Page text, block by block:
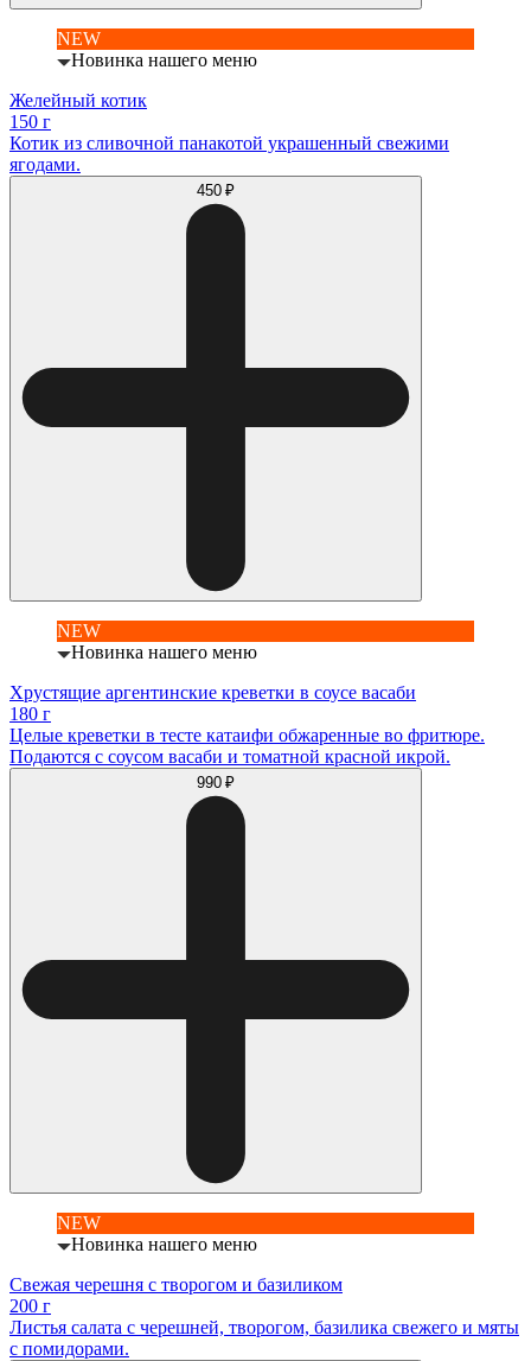
NEW
Новинка нашего меню
Желейный котик
150 г
Котик из сливочной панакотой украшенный свежими
ягодами.
450 ₽
NEW
Новинка нашего меню
Хрустящие аргентинские креветки в соусе васаби
180 г
Целые креветки в тесте катаифи обжаренные во фритюре.
Подаются с соусом васаби и томатной красной икрой.
990 ₽
NEW
Новинка нашего меню
Свежая черешня с творогом и базиликом
200 г
Листья салата с черешней, творогом, базилика свежего и мяты
с помидорами.